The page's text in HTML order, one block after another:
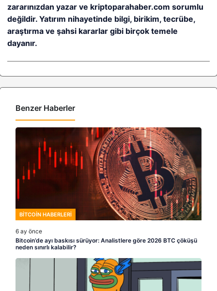
zararınızdan yazar ve kriptoparahaber.com sorumlu
değildir. Yatırım nihayetinde bilgi, birikim, tecrübe,
araştırma ve şahsi kararlar gibi birçok temele
dayanır.
Benzer Haberler
BITCOIN HABERLERI
6 ay önce
Bitcoin’de ayı baskısı sürüyor: Analistlere göre 2026 BTC çöküşü
neden sınırlı kalabilir?